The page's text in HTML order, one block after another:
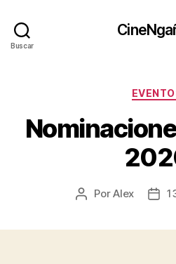
Buscar
Autor
PorAlex